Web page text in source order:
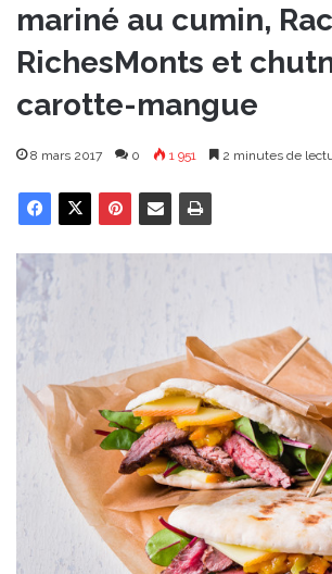
mariné au cumin,
RichesMonts et
carotte-mangue
8 mars 2017 0 1 951 2 minutes de